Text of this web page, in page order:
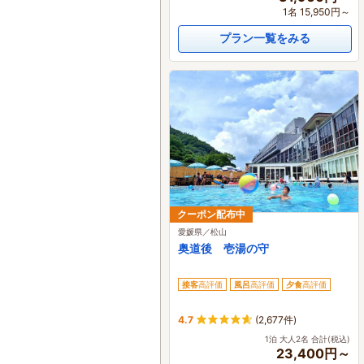
1名 15,950円～
プラン一覧をみる
クーポン配布中
愛媛県／松山
奥道後 壱湯の守
接客高評価 風呂高評価 夕食高評価
4.7 (2,677件)
1泊 大人2名 合計(税込)
23,400円～